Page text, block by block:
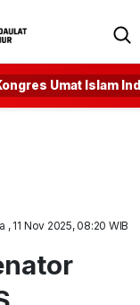
Umat Islam
, 11 Nov 2025, 08:20 WIB